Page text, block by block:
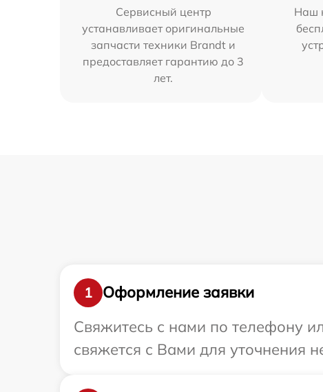
Сервисный центр
устанавливает оригинальные
запчасти техники Brandt и
предоставляет гарантию до 3
лет.
Наш
1
Оформление заявки
Свяжитесь с нами по телефону
свяжется с Вами для уточнения